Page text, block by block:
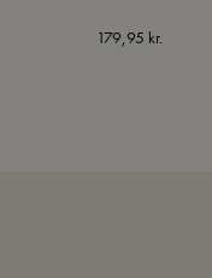
179,95 kr.